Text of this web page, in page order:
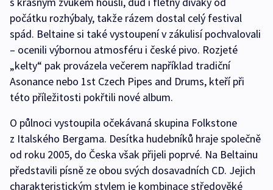
počátku rozhýbaly, takže rázem dostal celý festival
spád. Beltaine si také vystoupení v zákulisí pochvalovali
– ocenili výbornou atmosféru i české pivo. Rozjeté
„kelty“ pak provázela večerem například tradiční
Asonance nebo 1st Czech Pipes and Drums, kteří při
této příležitosti pokřtili nové album.
O půlnoci vystoupila očekávaná skupina Folkstone
z Italského Bergama. Desítka hudebníků hraje společně
od roku 2005, do Česka však přijeli poprvé. Na Beltainu
představili písně ze obou svých dosavadních CD. Jejich
charakteristickým stylem je kombinace středověké